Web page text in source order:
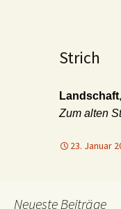
Strich
Landschaft,
Zum alten
23. Januar
Neueste Beiträge